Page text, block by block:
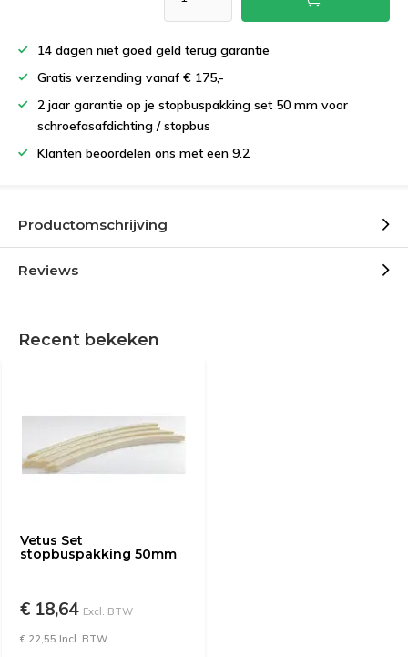
14 dagen niet goed geld terug garantie
Gratis verzending vanaf € 175,-
2 jaar garantie op je stopbuspakking set 50 mm voor
schroefasafdichting / stopbus
Klanten beoordelen ons met een 9.2
Productomschrijving
Reviews
Recent bekeken
Vetus Set
stopbuspakking 50mm
€ 18,64 Excl. BTW
€ 22,55 Incl. BTW